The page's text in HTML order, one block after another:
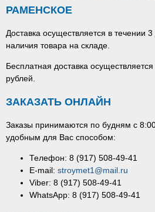
РАМЕНСКОЕ
Доставка осуществляется в течении
наличия товара на складе.
Бесплатная доставка
рублей.
ЗАКАЗАТЬ ОНЛАЙН
Заказы принимаются по будням с
удобным для Вас способом:
Телефон: 8 (917) 508-49-41
E-mail: stroymet1@mail.ru
Viber: 8 (917) 508-49-41
WhatsApp: 8 (917) 508-49-41